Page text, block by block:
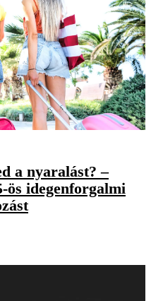
a nyaralást? –
ös idegenforgalmi